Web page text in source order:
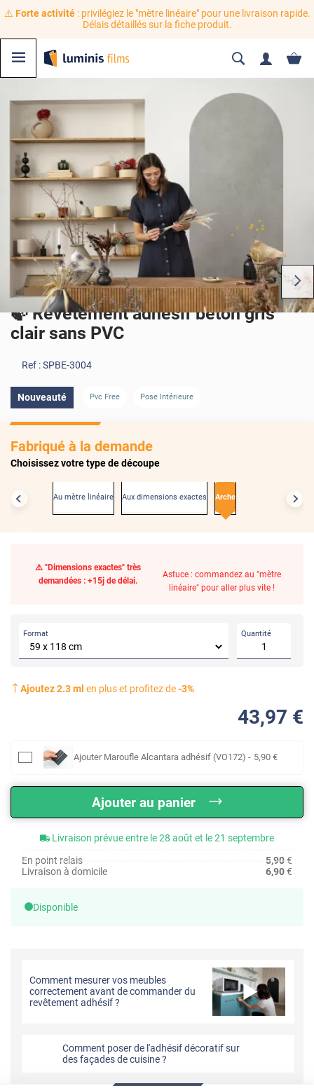
⚠️ Forte activité: privilégiez le "mètre linéaire" pour une livraison rapide.
Délais détaillés sur la fiche produit.
🍃 Revêtement adhésif béton gris
clair sans PVC
Ref :SPBE-3004
Nouveauté Pvc Free Pose Intérieure
Fabriqué à la demande
Choisissez votre type de découpe
Au mètre linéaire Aux dimensions exactes Arche
⚠️ "Dimensions exactes" très
demandées : +15j de délai.
Astuce : commandez au "mètre
linéaire" pour aller plus vite !
Format Quantité
Ajoutez2.3ml en plus et profitez de-3%
43,97 €
Ajouter Maroufle Alcantara adhésif (VO172) - 5,90 €
Ajouter au panier
Livraison prévue entre le 28 août et le 21 septembre
En point relais
5,90€
Livraison à domicile
6,90€
Disponible
Comment mesurer vos meubles
correctement avant de commander du
revêtement adhésif ?
Comment poser de l'adhésif décoratif sur
des façades de cuisine ?